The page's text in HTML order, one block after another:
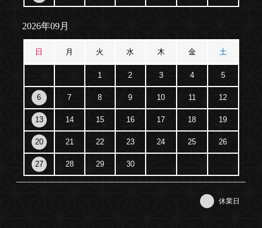
2026年09月
日 月 火 水 木 金 土
1 2 3 4 5
6 7 8 9 10 11 12
13 14 15 16 17 18 19
20 21 22 23 24 25 26
27 28 29 30
休業日